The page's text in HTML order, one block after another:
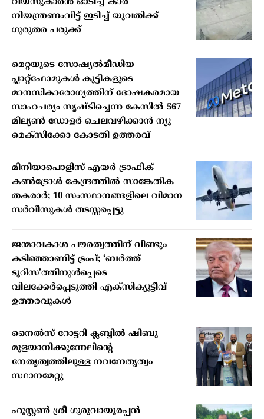
നിയന്ത്രണംവിട്ട് ഇടിച്ച് യുവതിക്ക്
ഗുരുതര പരുക്ക്
മെറ്റയുടെ സോഷ്യല്‍മീഡിയ
പ്ലാറ്റ്‌ഫോമുകള്‍ കുട്ടികളുടെ
മാനസികാരോഗ്യത്തിന് ദോഷകരമായ
സാഹചര്യം സൃഷ്ടിച്ചെന്ന കേസില്‍ 567
മില്യണ്‍ ഡോളര്‍ ചെലവഴിക്കാന്‍ ന്യൂ
മെക്‌സിക്കോ കോടതി ഉത്തരവ്
മിനിയാപൊളിസ് എയര്‍ ട്രാഫിക്
കണ്‍ട്രോള്‍ കേന്ദ്രത്തില്‍ സാങ്കേതിക
തകരാര്‍; 10 സംസ്ഥാനങ്ങളിലെ വിമാന
സര്‍വീസുകള്‍ തടസ്സപ്പെട്ടു
ജന്മാവകാശ പൗരത്വത്തിന് വീണ്ടും
കടിഞ്ഞാണിട്ട് ട്രംപ്; ‘ബര്‍ത്ത്
ടൂറിസ’ത്തിനുള്‍പ്പെടെ
വിലക്കേര്‍പ്പെടുത്തി എക്‌സിക്യൂട്ടീവ്
ഉത്തരവുകള്‍
നൈല്‍സ് റോട്ടറി ക്ലബ്ബില്‍ ഷിബു
മുളയാനിക്കുന്നേലിന്റെ
നേതൃത്വത്തിലുള്ള നവനേതൃത്വം
സ്ഥാനമേറ്റു
ഹൂസ്റ്റണ്‍ ശ്രീ ഗുരുവായൂരപ്പന്‍